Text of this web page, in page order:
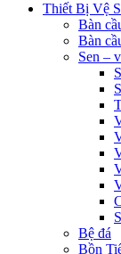
Thiết Bị Vệ
Bàn
Bàn
Sen –
Bệ đá
Bồn